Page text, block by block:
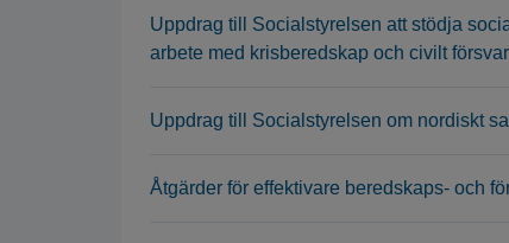
Uppdrag till Socialstyrelsen att stödja
arbete med krisberedskap och civilt försvar
Uppdrag till Socialstyrelsen om nordiskt
Åtgärder för effektivare beredskaps- och